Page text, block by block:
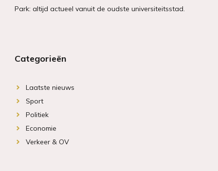
Park: altijd actueel vanuit de oudste universiteitsstad.
Categorieën
Laatste nieuws
Sport
Politiek
Economie
Verkeer & OV